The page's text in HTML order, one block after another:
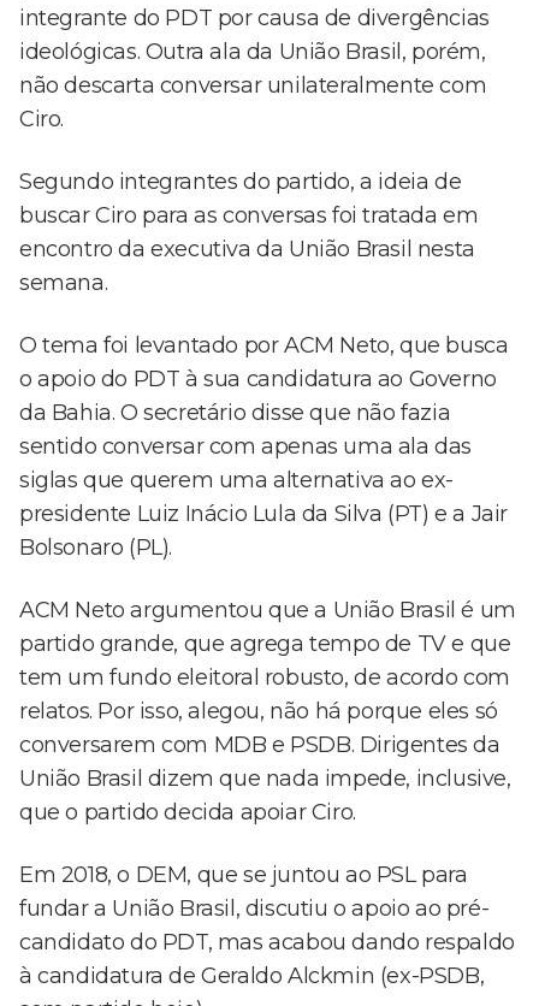
integrante do PDT por causa de divergências
ideológicas. Outra ala da União Brasil, porém,
não descarta conversar unilateralmente com
Ciro.
Segundo integrantes do partido, a ideia de
buscar Ciro para as conversas foi tratada em
encontro da executiva da União Brasil nesta
semana.
O tema foi levantado por ACM Neto, que busca
o apoio do PDT à sua candidatura ao Governo
da Bahia. O secretário disse que não fazia
sentido conversar com apenas uma ala das
siglas que querem uma alternativa ao ex-
presidente Luiz Inácio Lula da Silva (PT) e a Jair
Bolsonaro (PL).
ACM Neto argumentou que a União Brasil é um
partido grande, que agrega tempo de TV e que
tem um fundo eleitoral robusto, de acordo com
relatos. Por isso, alegou, não há porque eles só
conversarem com MDB e PSDB. Dirigentes da
União Brasil dizem que nada impede, inclusive,
que o partido decida apoiar Ciro.
Em 2018, o DEM, que se juntou ao PSL para
fundar a União Brasil, discutiu o apoio ao pré-
candidato do PDT, mas acabou dando respaldo
à candidatura de Geraldo Alckmin (ex-PSDB,